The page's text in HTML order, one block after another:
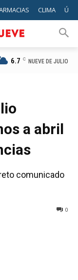
CLIMA
6.7 C NUEVE DE JULIO
a abril
comunicado
0